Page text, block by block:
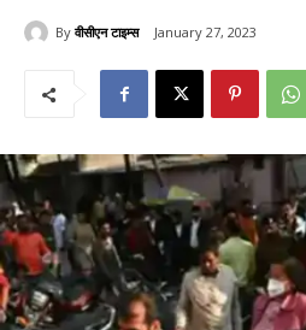
By वीसीएन टाइम्स January 27, 2023